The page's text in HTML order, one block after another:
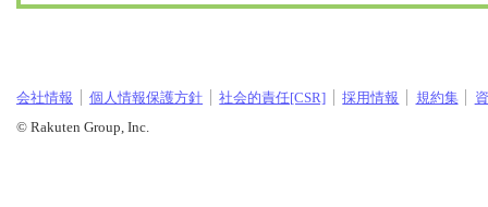
会社情報 個人情報保護方針 社会的責任[CSR] 採用情報 規約集
© Rakuten Group, Inc.